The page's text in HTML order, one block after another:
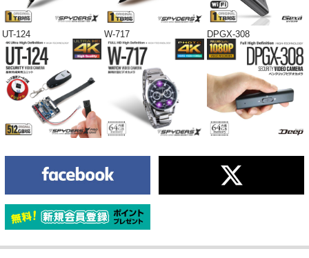
UT-124 W-717 DPGX-308